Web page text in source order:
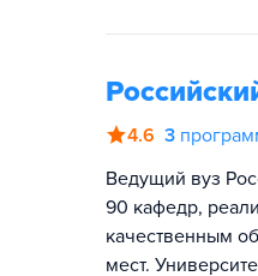
4.6 3
Ведущий вуз
90 кафедр,
качественным
мест.